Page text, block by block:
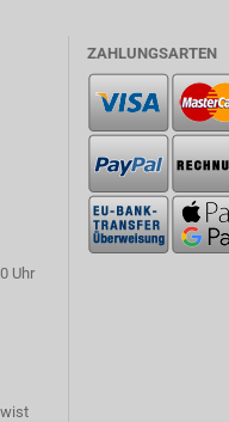
Uhr
ZAHLUNGSARTEN